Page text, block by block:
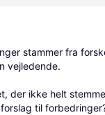
stammer fra
vejledende.
der ikke helt
til